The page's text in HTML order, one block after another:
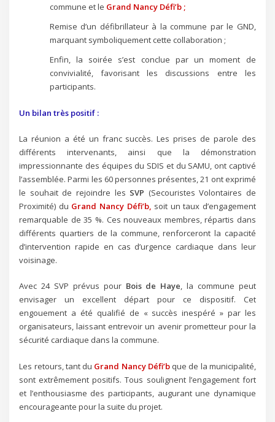
commune et le Grand Nancy Défi’b ;
Remise d’un défibrillateur à la commune par le GND,
marquant symboliquement cette collaboration ;
Enfin, la soirée s’est conclue par un moment de
convivialité, favorisant les discussions entre les
participants.
Un bilan très positif :
La réunion a été un franc succès. Les prises de parole des
différents intervenants, ainsi que la démonstration
impressionnante des équipes du SDIS et du SAMU, ont captivé
l’assemblée. Parmi les 60 personnes présentes, 21 ont exprimé
le souhait de rejoindre les SVP (Secouristes Volontaires de
Proximité) du Grand Nancy Défi’b, soit un taux d’engagement
remarquable de 35 %. Ces nouveaux membres, répartis dans
différents quartiers de la commune, renforceront la capacité
d’intervention rapide en cas d’urgence cardiaque dans leur
voisinage.
Avec 24 SVP prévus pour Bois de Haye, la commune peut
envisager un excellent départ pour ce dispositif. Cet
engouement a été qualifié de « succès inespéré » par les
organisateurs, laissant entrevoir un avenir prometteur pour la
sécurité cardiaque dans la commune.
Les retours, tant du Grand Nancy Défi’bque de la municipalité,
sont extrêmement positifs. Tous soulignent l’engagement fort
et l’enthousiasme des participants, augurant une dynamique
encourageante pour la suite du projet.